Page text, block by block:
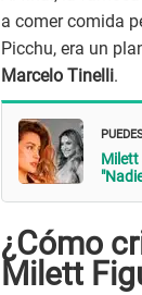
a comer comida
Picchu, era un
Marcelo Tinelli.
Milett
¿Cómo
Milett